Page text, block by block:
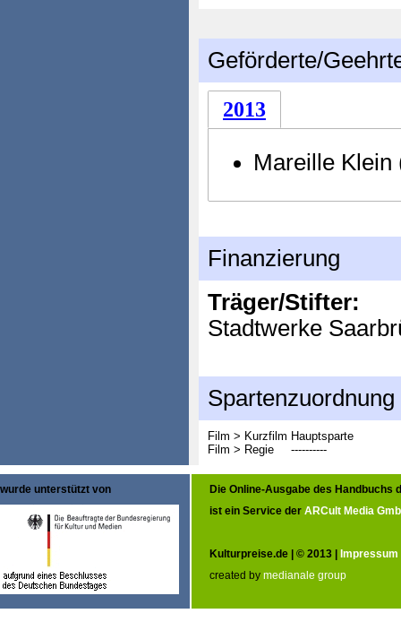
Geförderte/
2013
Mareille Klein
Finanzierung
Träger/Stifter:
Stadtwerke
Spartenzuordnung
Film > Kurzfilm Hauptsparte
Film > Regie
----------
wurde unterstützt von
Die Online-Ausgabe des Handbuchs
ist ein Service der ARCult Media
Kulturpreise.de | © 2013 | Impressum
created by medianale group